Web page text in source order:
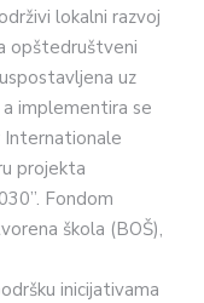
lokalni razvoj
opštedruštveni
uz
a implementira se
projekta
Fondom
škola (BOŠ),
inicijativama